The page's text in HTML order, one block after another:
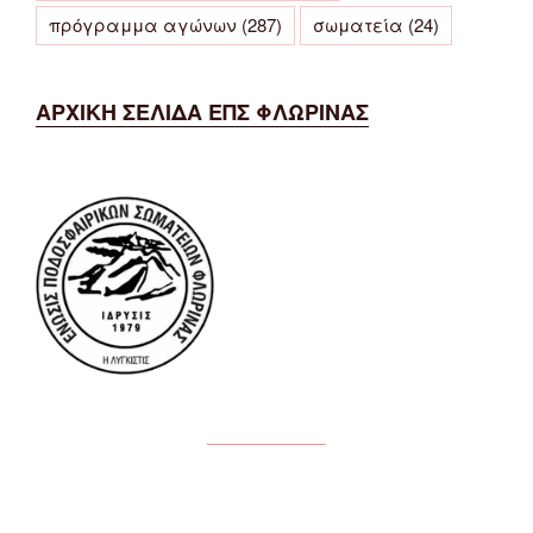
πρόγραμμα αγώνων (287) σωματεία (24)
ΑΡΧΙΚΗ ΣΕΛΙΔΑ ΕΠΣ ΦΛΩΡΙΝΑΣ